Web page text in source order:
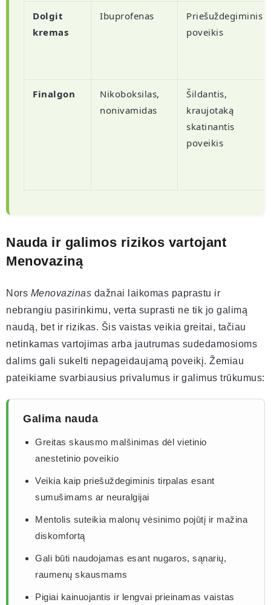
Dolgit
kremas
Ibuprofenas
Priešuždegiminis
poveikis
Finalgon
Nikoboksilas,
nonivamidas
Šildantis,
kraujotaką
skatinantis
poveikis
Nauda ir galimos rizikos vartojant
Menovaziną
Nors Menovazinas dažnai laikomas paprastu ir
nebrangiu pasirinkimu, verta suprasti ne tik jo galimą
naudą, bet ir rizikas. Šis vaistas veikia greitai, tačiau
netinkamas vartojimas arba jautrumas sudedamosioms
dalims gali sukelti nepageidaujamą poveikį. Žemiau
pateikiame svarbiausius privalumus ir galimus trūkumus:
Galima nauda
Greitas skausmo malšinimas dėl vietinio
anestetinio poveikio
Veikia kaip priešuždegiminis tirpalas esant
sumušimams ar neuralgijai
Mentolis suteikia malonų vėsinimo pojūtį ir mažina
diskomfortą
Gali būti naudojamas esant nugaros, sąnarių,
raumenų skausmams
Pigiai kainuojantis ir lengvai prieinamas vaistas